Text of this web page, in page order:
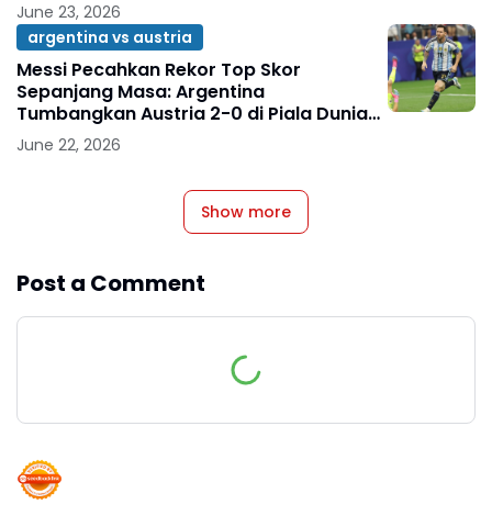
June 23, 2026
argentina vs austria
Messi Pecahkan Rekor Top Skor
Sepanjang Masa: Argentina
Tumbangkan Austria 2-0 di Piala Dunia
2026
June 22, 2026
Show more
Post a Comment